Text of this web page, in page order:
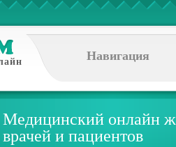
Навигация
Медицинский онлайн
врачей и пациентов